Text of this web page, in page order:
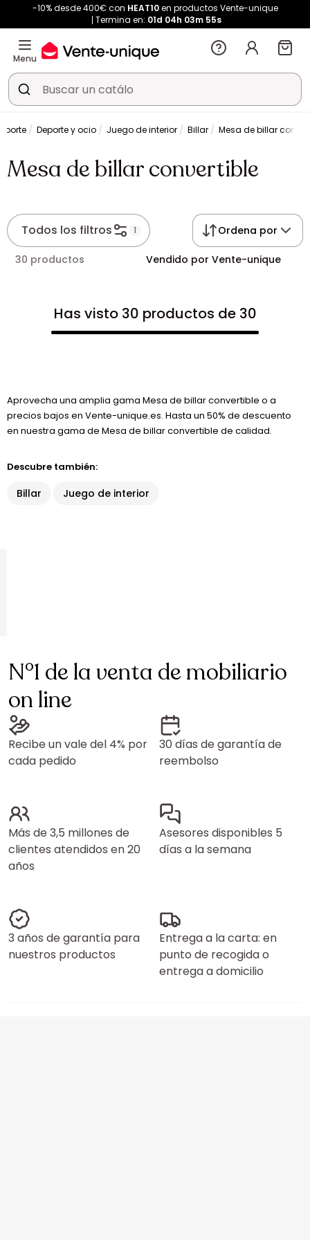
-10% desde 400€ con HEAT10en productos Vente-unique
Termina en: 01d 04h 03m 55s
Menu
Deporte y ocio Juego de interior Billar Mesa de billar
Mesa de billar convertible
Todos los filtros 1 Ordena por
30 productos Vendido por Vente-unique
Has visto 30 productos de 30
Aprovecha una amplia gama Mesa de billar convertible o a
precios bajos en Vente-unique.es. Hasta un 50% de descuento
en nuestra gama de Mesa de billar convertible de calidad.
Descubre también:
Billar Juego de interior
N°1 de la venta de mobiliario
on line
Recibe un vale del 4% por
cada pedido
30 días de garantía de
reembolso
Más de 3,5 millones de
clientes atendidos en 20
años
Asesores disponibles 5
días a la semana
3 años de garantía para
nuestros productos
Entrega a la carta: en
punto de recogida o
entrega a domicilio